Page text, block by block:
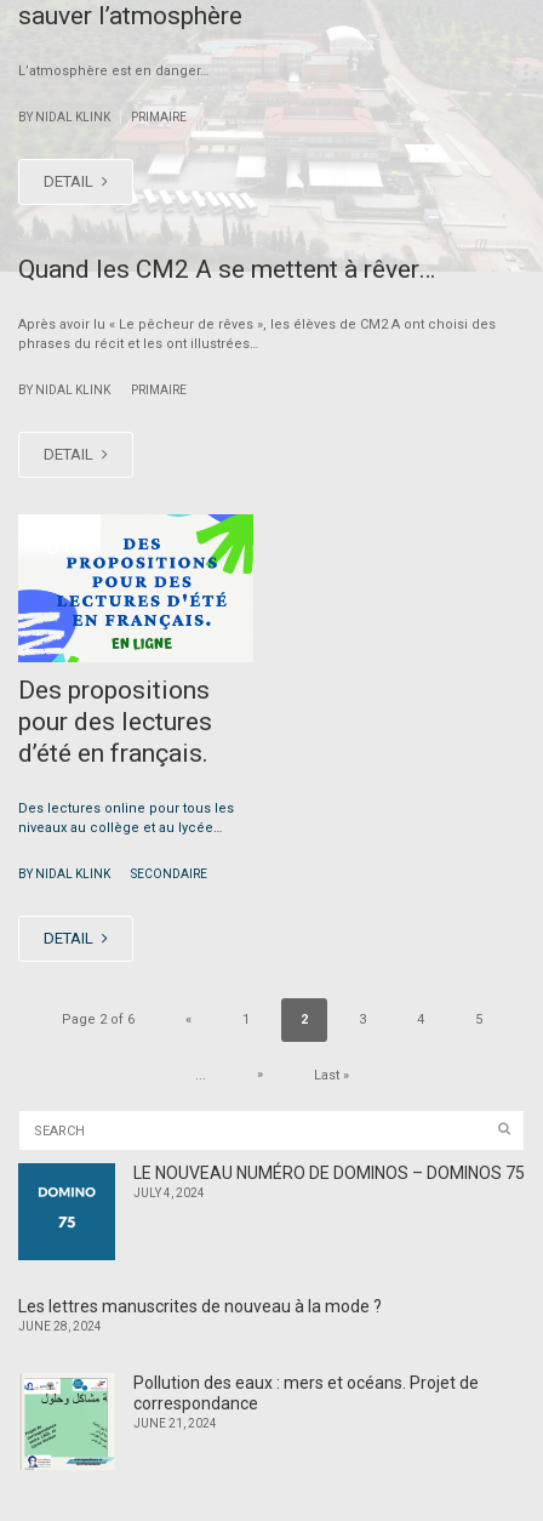
sauver l’atmosphère
L’atmosphère est en danger…
BY NIDAL KLINK PRIMAIRE
DETAIL
Quand les CM2 A se mettent à rêver…
Après avoir lu « Le pêcheur de rêves », les élèves de CM2 A ont choisi des
phrases du récit et les ont illustrées…
BY NIDAL KLINK PRIMAIRE
DETAIL
Des propositions
pour des lectures
d’été en français.
Des lectures online pour tous les
niveaux au collège et au lycée…
BY NIDAL KLINK SECONDAIRE
DETAIL
Page 2 of 6 « 1 2 3 4 5
... » Last »
LE NOUVEAU NUMÉRO DE DOMINOS – DOMINOS 75
JULY 4, 2024
Les lettres manuscrites de nouveau à la mode ?
JUNE 28, 2024
Pollution des eaux : mers et océans. Projet de
correspondance
JUNE 21, 2024